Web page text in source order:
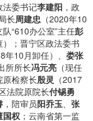
法委书记李建阳 ，政
长周建忠 （2020年10
“610办公室”主任彭
）；晋宁区政法委书
年10月卸任）、 娄张
所所长冯元亮 （现任
检察长殷灵 （2017
法院原院长付锡勇
，陪审员阳乔玉、 张
国权 ；云南省第一监